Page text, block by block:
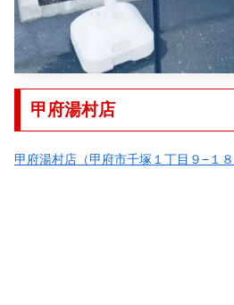
甲府湯村店
甲府湯村店（甲府市千塚１丁目９−１